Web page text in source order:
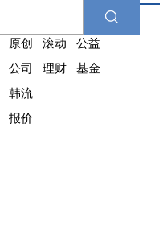
原创 滚动
公益
公司 理财
基金
韩流
报价